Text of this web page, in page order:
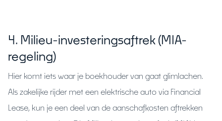
4. Milieu-investeringsaftrek (MIA-
regeling)
Hier komt iets waar je boekhouder van gaat glimlachen.
Als zakelijke rijder met een elektrische auto via Financial
Lease, kun je een deel van de aanschafkosten aftrekken